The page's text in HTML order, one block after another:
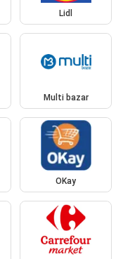
Lidl
Multi bazar
OKay